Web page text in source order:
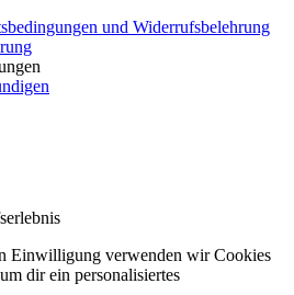
und Widerrufsbelehrung
Einwilligung verwenden wir Cookies
dir ein personalisiertes